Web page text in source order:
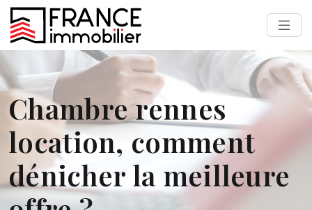
Chambre rennes
location, comment
dénicher la meilleure